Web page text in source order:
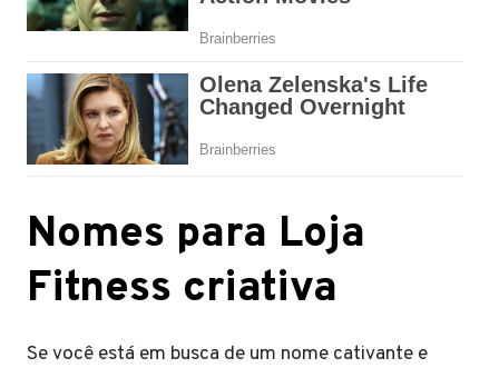
Nomes para Loja
Fitness criativa
Se você está em busca de um nome cativante e